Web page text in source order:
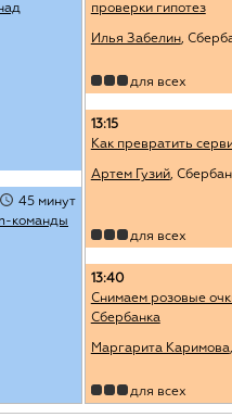
45 минут
команды
проверки гипотез
Илья Забелин,
для всех
13:15
Как превратить
Артем Гузий,
для всех
13:40
Снимаем розовые
Сбербанка
Маргарита Каримова
для всех